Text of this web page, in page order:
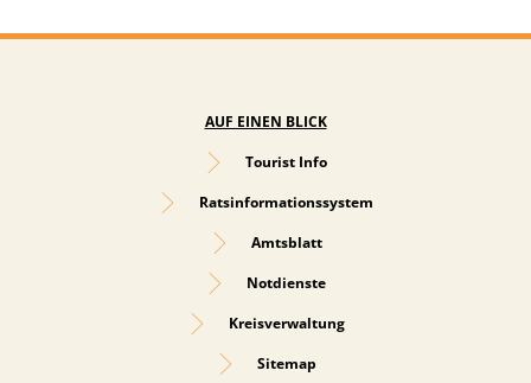
AUF EINEN BLICK
Tourist Info
Ratsinformationssystem
Amtsblatt
Notdienste
Kreisverwaltung
Sitemap